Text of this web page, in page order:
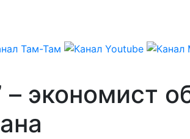
экономист